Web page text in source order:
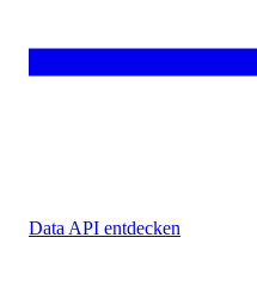
Data API entdecken